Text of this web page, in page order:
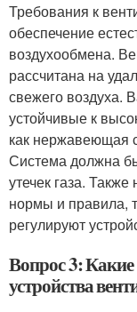
Требования к
обеспечение
воздухообмена.
рассчитана на
свежего воздуха.
устойчивые к
как нержавеющая
Система должна
утечек газа.
нормы и правила,
регулируют
Вопрос 3:
устройства